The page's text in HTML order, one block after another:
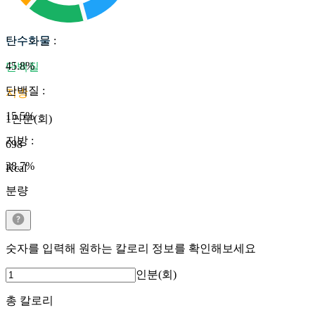
탄수화물
단백질
지방
1인분(회)
698
Kcal
탄수화물 :
45.8%
단백질 :
15.5%
지방 :
38.7%
분량
숫자를 입력해 원하는 칼로리 정보를 확인해보세요
인분(회)
총 칼로리